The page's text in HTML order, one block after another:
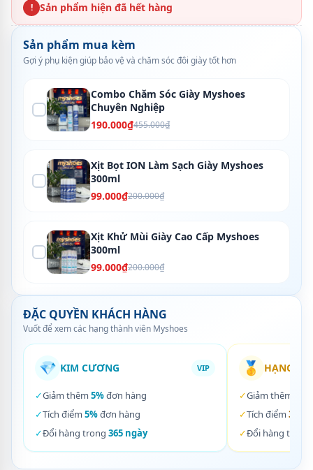
! Sản phẩm hiện đã hết hàng
Sản phẩm mua kèm
Gợi ý phụ kiện giúp bảo vệ và chăm sóc đôi giày tốt hơn
Combo Chăm Sóc Giày Myshoes
Chuyên Nghiệp
190.000₫455.000₫
Xịt Bọt ION Làm Sạch Giày Myshoes
300ml
99.000₫200.000₫
Xịt Khử Mùi Giày Cao Cấp Myshoes
300ml
99.000₫200.000₫
ĐẶC QUYỀN KHÁCH HÀNG
Vuốt để xem các hạng thành viên Myshoes
💎 KIM CƯƠNG VIP
✓Giảm thêm 5%đơn hàng
✓Tích điểm 5%đơn hàng
✓Đổi hàng trong 365 ngày
🥇 HẠNG
✓Giảm thêm
✓Tích điểm 3%
✓Đổi hàng trong